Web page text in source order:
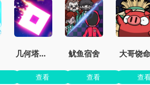
几何塔防内置菜单版
查看
鱿鱼宿舍
查看
大哥饶命
查